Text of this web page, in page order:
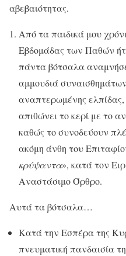
αβεβαιότητας.
Από τα παιδικά μου
Εβδομάδας των Παθών
πάντα βότσαλα
αμμουδιά
αναπτερωμένης
απιθώνει το κερί με το
καθώς το συνοδεύουν
ακόμη άνθη του
κρύψαντα», κατά τον
Αναστάσιμο Όρθρο.
Αυτά τα βότσαλα…
Κατά την Εσπέρα της
πνευματική πανδαισία